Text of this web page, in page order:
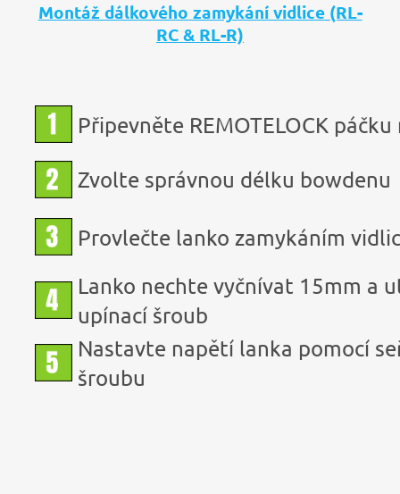
Montáž dálkového zamykání vidlice (RL-
RC & RL-R)
Připevněte REMOTELOCK
Zvolte správnou délku bowdenu
Provlečte lanko zamykáním
Lanko nechte vyčnívat 15mm a
upínací šroub
Nastavte napětí lanka pomocí
šroubu